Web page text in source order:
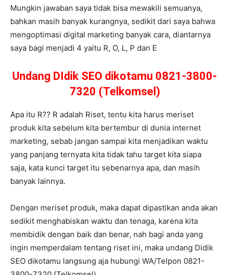
Mungkin jawaban saya tidak bisa mewakili semuanya,
bahkan masih banyak kurangnya, sedikit dari saya bahwa
mengoptimasi digital marketing banyak cara, diantarnya
saya bagi menjadi 4 yaitu R, O, L, P dan E
Undang DIdik SEO dikotamu 0821-3800-
7320 (Telkomsel)
Apa itu R?? R adalah Riset, tentu kita harus meriset
produk kita sebelum kita bertembur di dunia internet
marketing, sebab jangan sampai kita menjadikan waktu
yang panjang ternyata kita tidak tahu target kita siapa
saja, kata kunci target itu sebenarnya apa, dan masih
banyak lainnya.
Dengan meriset produk, maka dapat dipastikan anda akan
sedikit menghabiskan waktu dan tenaga, karena kita
membidik dengan baik dan benar, nah bagi anda yang
ingin memperdalam tentang riset ini, maka undang Didik
SEO dikotamu langsung aja hubungi WA/Telpon 0821-